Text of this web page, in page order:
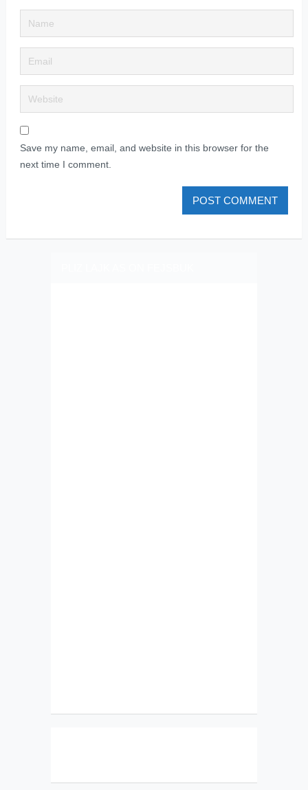
Save my name, email, and website in this browser for the
next time I comment.